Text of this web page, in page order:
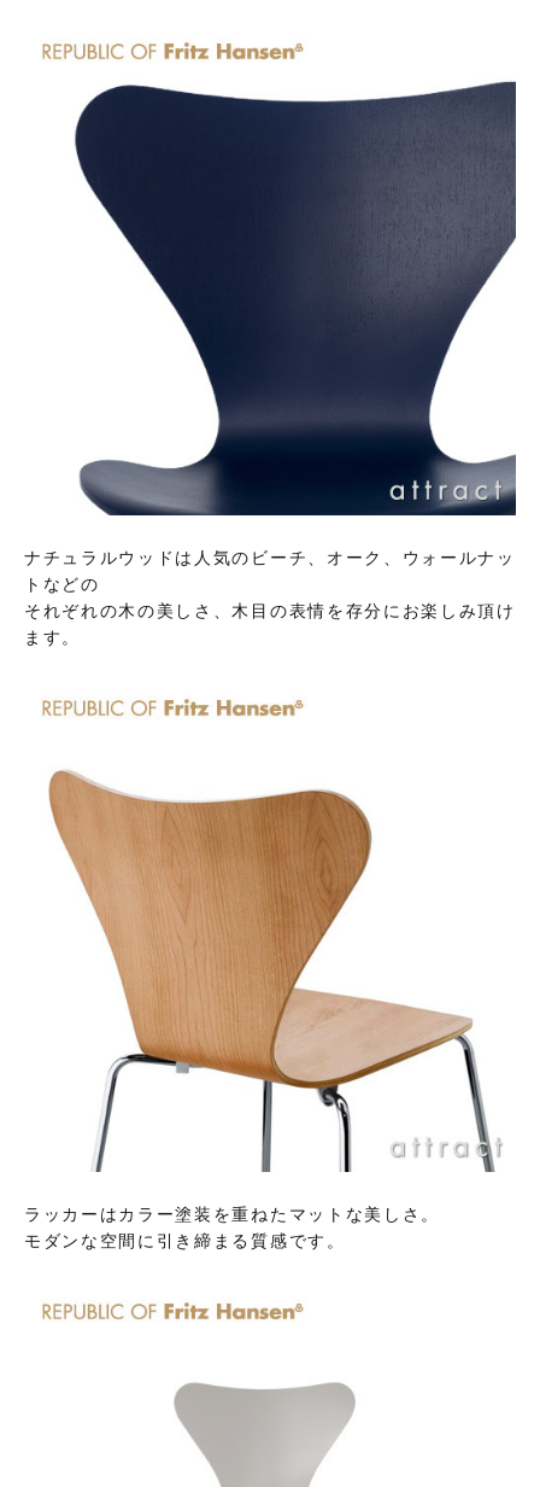
ナチュラルウッドは人気のビーチ、オーク、ウォールナッ
トなどの
それぞれの木の美しさ、木目の表情を存分にお楽しみ頂け
ます。
ラッカーはカラー塗装を重ねたマットな美しさ。
モダンな空間に引き締まる質感です。